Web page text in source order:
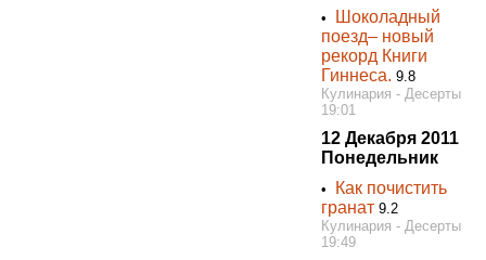
•
Шоколадный
поезд– новый
рекорд Книги
Гиннеса. 9.8
Кулинария - Десерты
19:01
12 Декабря 2011
Понедельник
•
Как почистить
гранат 9.2
Кулинария - Десерты
19:49